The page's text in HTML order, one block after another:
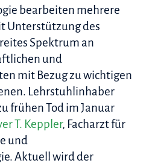
bearbeiten mehrere
Unterstützung des
Spektrum an
und
mit Bezug zu wichtigen
Lehrstuhlinhaber
frühen Tod im Januar
T. Keppler, Facharzt für
und
Aktuell wird der